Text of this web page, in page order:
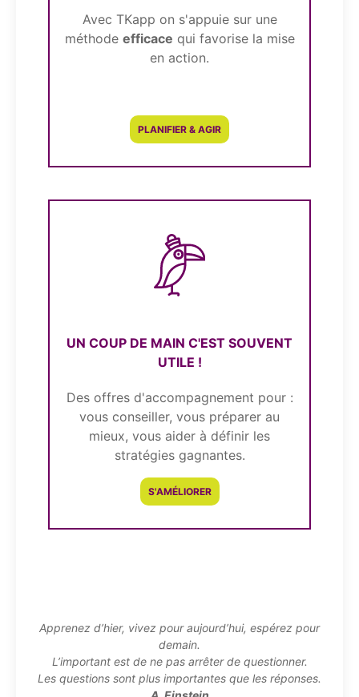
Avec TKapp on s'appuie sur une
méthode efficace qui favorise la mise
en action.
PLANIFIER & AGIR
UN COUP DE MAIN C'EST SOUVENT
UTILE !
Des offres d'accompagnement pour :
vous conseiller, vous préparer au
mieux, vous aider à définir les
stratégies gagnantes.
S'AMÉLIORER
Apprenez d’hier, vivez pour aujourd’hui, espérez pour
demain.
L’important est de ne pas arrêter de questionner.
Les questions sont plus importantes que les réponses.